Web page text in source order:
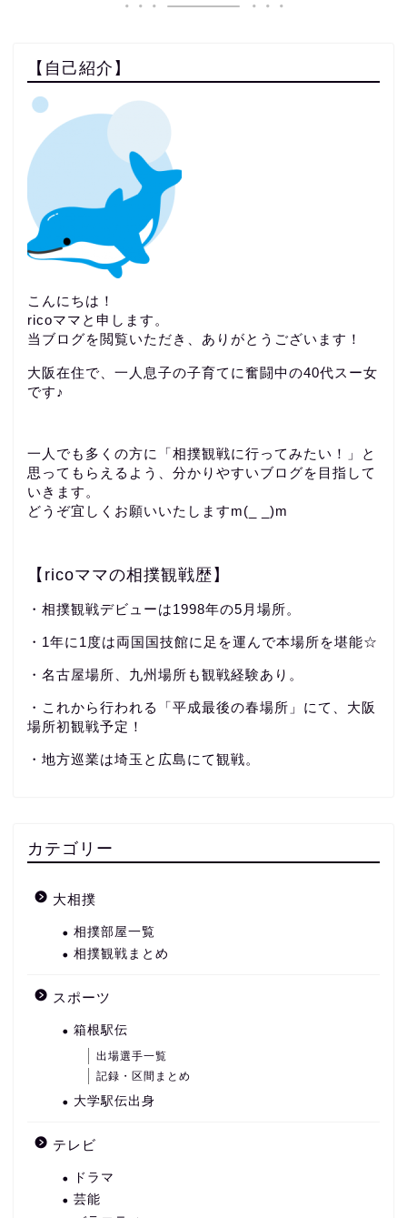
【自己紹介】
こんにちは！
ricoママと申します。
当ブログを閲覧いただき、ありがとうございます！
大阪在住で、一人息子の子育てに奮闘中の40代スー女
です♪
一人でも多くの方に「相撲観戦に行ってみたい！」と
思ってもらえるよう、分かりやすいブログを目指して
いきます。
どうぞ宜しくお願いいたしますm(_ _)m
【ricoママの相撲観戦歴】
・相撲観戦デビューは1998年の5月場所。
・1年に1度は両国国技館に足を運んで本場所を堪能☆
・名古屋場所、九州場所も観戦経験あり。
・これから行われる「平成最後の春場所」にて、大阪
場所初観戦予定！
・地方巡業は埼玉と広島にて観戦。
カテゴリー
大相撲
相撲部屋一覧
相撲観戦まとめ
スポーツ
箱根駅伝
出場選手一覧
記録・区間まとめ
大学駅伝出身
テレビ
ドラマ
芸能